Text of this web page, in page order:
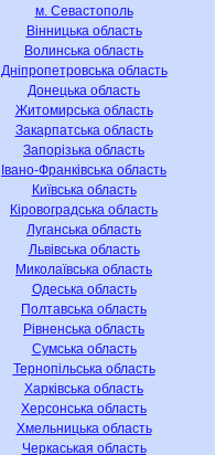
м. Севастополь
Вінницька область
Волинська область
Дніпропетровська область
Донецька область
Житомирська область
Закарпатська область
Запорізька область
Івано-Франківська область
Київська область
Кіровоградська область
Луганська область
Львівська область
Миколаївська область
Одеська область
Полтавська область
Рівненська область
Сумська область
Тернопільська область
Харківська область
Херсонська область
Хмельницька область
Черкаськая область